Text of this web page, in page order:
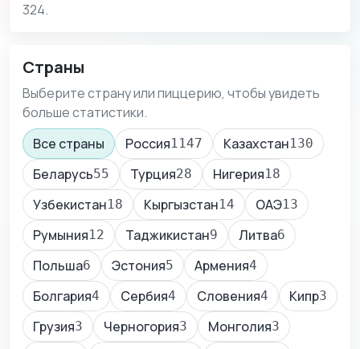
324.
Страны
Выберите страну или пиццерию, чтобы увидеть
больше статистики.
Все страны
Россия1147 Казахстан130
Беларусь55 Турция28 Нигерия18
Узбекистан18 Кыргызстан14 ОАЭ13
Румыния12 Таджикистан9 Литва6
Польша6 Эстония5 Армения4
Болгария4 Сербия4 Словения4 Кипр3
Грузия3 Черногория3 Монголия3